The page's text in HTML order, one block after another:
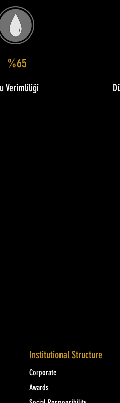
%65
Verimliliği
Institutional Structure
Corporate
Awards